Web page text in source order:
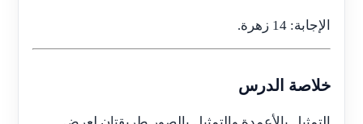
الإجابة: 14 زهرة.
خلاصة الدرس